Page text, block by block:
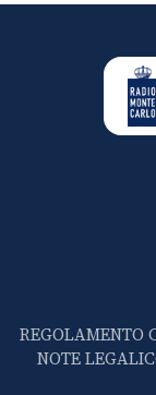
REGOLAMENTO
NOTE LEGALI